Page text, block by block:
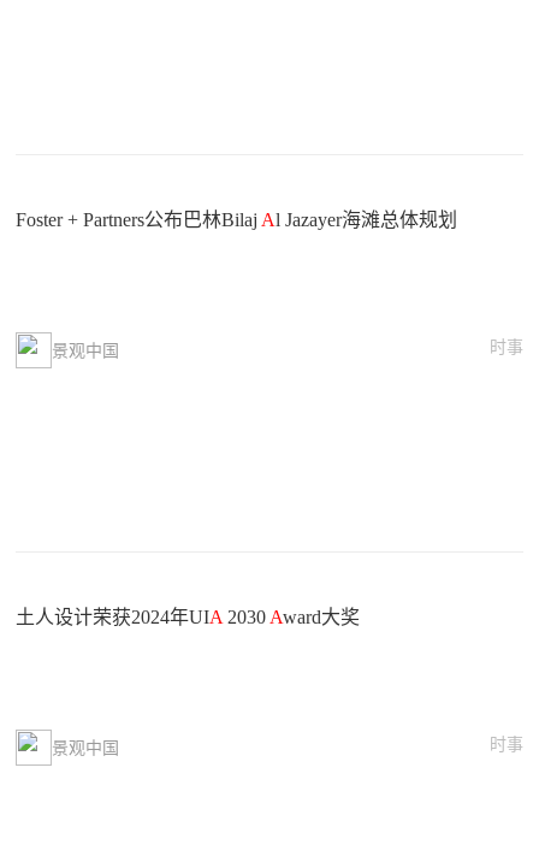
Foster + Partners公布巴林Bilaj Al Jazayer海滩总体规划
景观中国 时事
土人设计荣获2024年UIA 2030 Award大奖
景观中国 时事